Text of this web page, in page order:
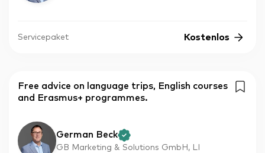
Servicepaket Kostenlos
Free advice on language trips, English courses
and Erasmus+ programmes.
German Beck
GB Marketing & Solutions GmbH, LI